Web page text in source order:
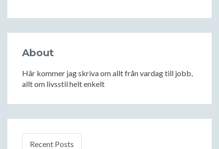
About
Här kommer jag skriva om allt från vardag till jobb,
allt om livsstil helt enkelt
Recent Posts